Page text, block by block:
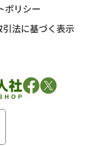
ポリシー
引法に基づく表示